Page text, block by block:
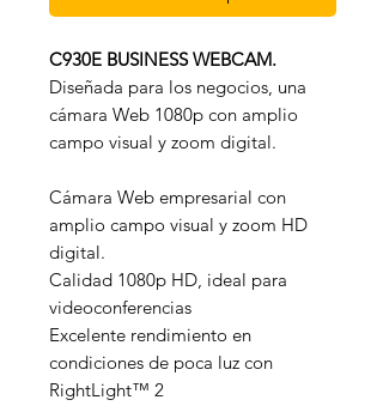
C930E BUSINESS WEBCAM.
Diseñada para los negocios, una
cámara Web 1080p con amplio
campo visual y zoom digital.
Cámara Web empresarial con
amplio campo visual y zoom HD
digital.
Calidad 1080p HD, ideal para
videoconferencias
Excelente rendimiento en
condiciones de poca luz con
RightLight™ 2